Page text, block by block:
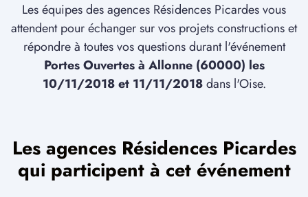
Les équipes des agences Résidences Picardes vous
attendent pour échanger sur vos projets constructions et
répondre à toutes vos questions durant l'événement
Portes Ouvertes à Allonne (60000) les
10/11/2018 et 11/11/2018dans l'Oise.
Les agences Résidences Picardes
qui participent à cet événement